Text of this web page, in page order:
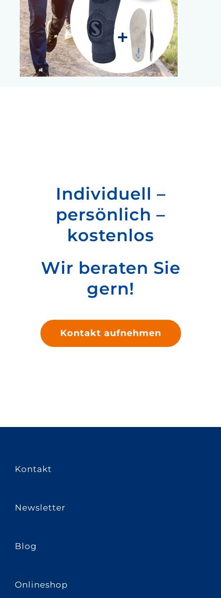
Individuell –
persönlich –
kostenlos
Wir beraten Sie
gern!
Kontakt aufnehmen
Kontakt
Newsletter
Blog
Onlineshop